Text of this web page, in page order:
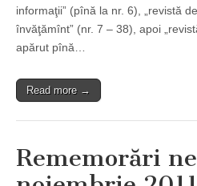
informaţii” (pînă la nr. 6), „revistă
învăţămînt” (nr. 7 – 38), apoi
apărut pînă…
Read more →
Rememorări